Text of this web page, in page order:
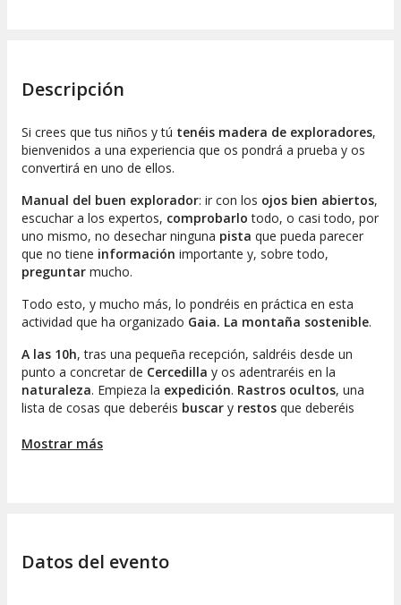
Descripción
Si crees que tus niños y tú tenéis madera de exploradores,
bienvenidos a una experiencia que os pondrá a prueba y os
convertirá en uno de ellos.
Manual del buen explorador: ir con los ojos bien abiertos,
escuchar a los expertos, comprobarlo todo, o casi todo, por
uno mismo, no desechar ninguna pista que pueda parecer
que no tiene información importante y, sobre todo,
preguntar mucho.
Todo esto, y mucho más, lo pondréis en práctica en esta
actividad que ha organizado Gaia. La montaña sostenible.
A las 10h, tras una pequeña recepción, saldréis desde un
punto a concretar de Cercedilla y os adentraréis en la
naturaleza. Empieza la expedición. Rastros ocultos, una
lista de cosas que deberéis buscar y restos que deberéis
os obligará a poner en marcha el
Al final pondréis en común con vuestros colegas
Mostrar más
Datos del evento